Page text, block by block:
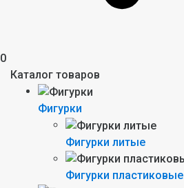
0
Каталог товаров
Фигурки
Фигурки литые
Фигурки пластиковые